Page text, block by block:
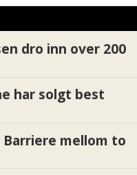
dro inn over 200
har solgt best
Barriere mellom to